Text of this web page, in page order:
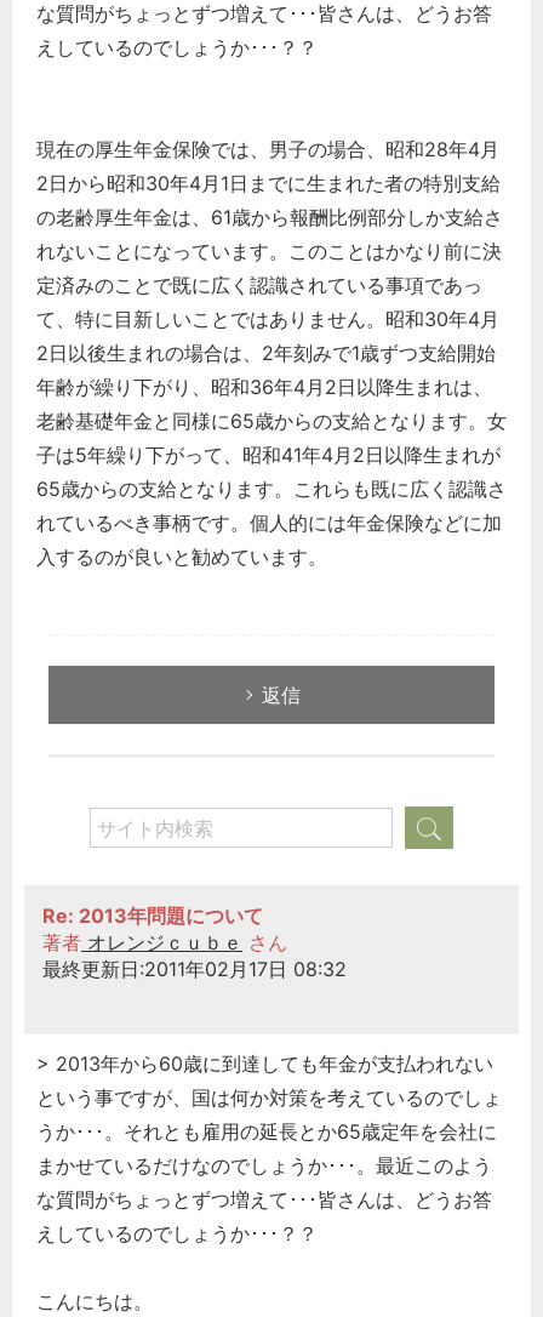
な質問がちょっとずつ増えて･･･皆さんは、どうお答
えしているのでしょうか･･･？？
現在の厚生年金保険では、男子の場合、昭和28年4月
2日から昭和30年4月1日までに生まれた者の特別支給
の老齢厚生年金は、61歳から報酬比例部分しか支給さ
れないことになっています。このことはかなり前に決
定済みのことで既に広く認識されている事項であっ
て、特に目新しいことではありません。昭和30年4月
2日以後生まれの場合は、2年刻みで1歳ずつ支給開始
年齢が繰り下がり、昭和36年4月2日以降生まれは、
老齢基礎年金と同様に65歳からの支給となります。女
子は5年繰り下がって、昭和41年4月2日以降生まれが
65歳からの支給となります。これらも既に広く認識さ
れているべき事柄です。個人的には年金保険などに加
入するのが良いと勧めています。
返信
Re: 2013年問題について
著者 オレンジｃｕｂｅ さん
最終更新日:2011年02月17日 08:32
> 2013年から60歳に到達しても年金が支払われない
という事ですが、国は何か対策を考えているのでしょ
うか･･･。それとも雇用の延長とか65歳定年を会社に
まかせているだけなのでしょうか･･･。最近このよう
な質問がちょっとずつ増えて･･･皆さんは、どうお答
えしているのでしょうか･･･？？
こんにちは。